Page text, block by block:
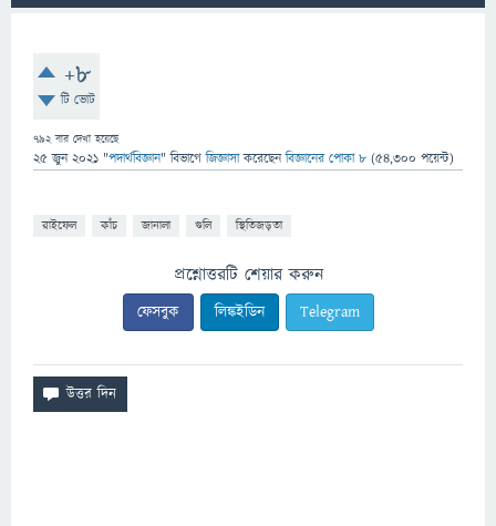
+8
টি ভোট
792বার দেখা হয়েছে
25 জুন 2021 "পদার্থবিজ্ঞান" বিভাগে জিজ্ঞাসাকরেছেনবিজ্ঞানের পোকা ৮ (54,300 পয়েন্ট)
রাইফেল কাঁচ জানালা গুলি স্থিতিজড়তা
প্রশ্নোত্তরটি শেয়ার করুন
ফেসবুক লিঙ্কইডিন Telegram